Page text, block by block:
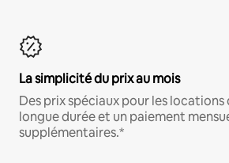
La simplicité du prix au mois
Des prix spéciaux pour les locations
longue durée et un paiement
supplémentaires.*